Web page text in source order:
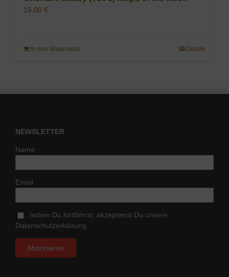
15,00 €
In den Warenkorb Details
NEWSLETTER
Name
Email
Indem Du fortfährst, akzeptierst Du unsere
Datenschutzerklärung.